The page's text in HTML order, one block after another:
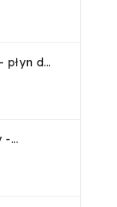
płyn do
500ml
-
5ml